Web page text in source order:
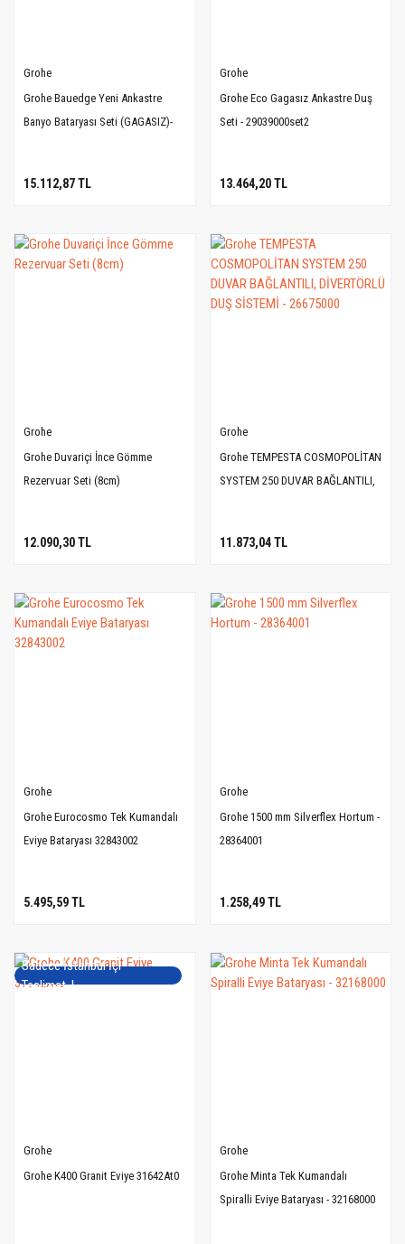
Grohe
Grohe Bauedge Yeni Ankastre
Banyo Bataryası Seti (GAGASIZ)-
15.112,87 TL
Grohe
Grohe Eco Gagasız Ankastre Duş
Seti - 29039000set2
13.464,20 TL
Grohe
Grohe Duvariçi İnce Gömme
Rezervuar Seti (8cm)
12.090,30 TL
Grohe
Grohe TEMPESTA COSMOPOLİTAN
SYSTEM 250 DUVAR BAĞLANTILI,
11.873,04 TL
Grohe
Grohe Eurocosmo Tek Kumandalı
Eviye Bataryası 32843002
5.495,59 TL
Grohe
Grohe 1500 mm Silverflex Hortum -
28364001
1.258,49 TL
Sadece İstanbul İçi
Teslimat..!
Grohe
Grohe K400 Granit Eviye 31642At0
Grohe
Grohe Minta Tek Kumandalı
Spiralli Eviye Bataryası - 32168000